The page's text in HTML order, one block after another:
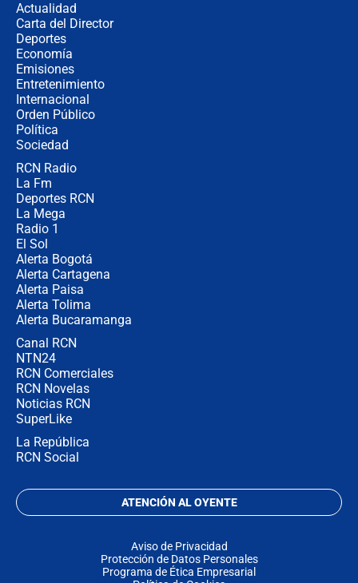
Actualidad
Carta del Director
Deportes
Economía
Emisiones
Entretenimiento
Internacional
Orden Público
Política
Sociedad
RCN Radio
La Fm
Deportes RCN
La Mega
Radio 1
El Sol
Alerta Bogotá
Alerta Cartagena
Alerta Paisa
Alerta Tolima
Alerta Bucaramanga
Canal RCN
NTN24
RCN Comerciales
RCN Novelas
Noticias RCN
SuperLike
La República
RCN Social
ATENCIÓN AL OYENTE
Aviso de Privacidad
Protección de Datos Personales
Programa de Ética Empresarial